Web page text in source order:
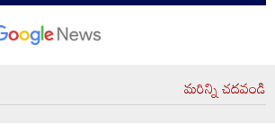
మరిన్ని చదవండి